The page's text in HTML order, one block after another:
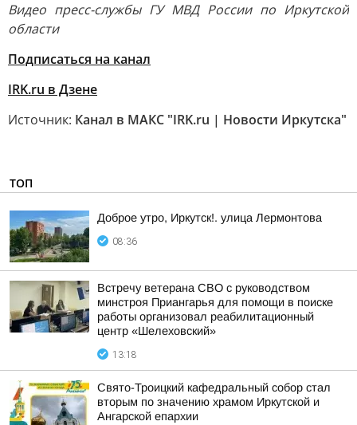
Видео пресс-службы ГУ МВД России по Иркутской
области
Подписаться на канал
IRK.ru в Дзене
Источник: Канал в МАКС "IRK.ru | Новости Иркутска"
ТОП
Доброе утро, Иркутск!. улица Лермонтова
08:36
Встречу ветерана СВО с руководством
минстроя Приангарья для помощи в поиске
работы организовал реабилитационный
центр «Шелеховский»
13:18
Свято-Троицкий кафедральный собор стал
вторым по значению храмом Иркутской и
Ангарской епархии